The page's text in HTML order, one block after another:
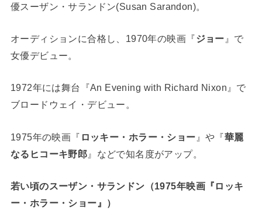
優スーザン・サランドン(Susan Sarandon)。
オーディションに合格し、1970年の映画『ジョー 』で
女優デビュー。
1972年には舞台『An Evening with Richard Nixon』で
ブロードウェイ・デビュー。
1975年の映画『 ロッキー・ホラー・ショー 』や『華麗
なるヒコーキ野郎 』などで知名度がアップ。
若い頃のスーザン・サランドン（1975年映画『ロッキ
ー・ホラー・ショー』）